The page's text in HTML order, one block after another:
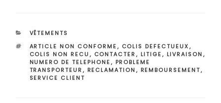
CATÉGORIES
VÊTEMENTS
ÉTIQUETTES
ARTICLE NON CONFORME, COLIS DEFECTUEUX,
COLIS NON RECU, CONTACTER, LITIGE, LIVRAISON,
NUMERO DE TELEPHONE, PROBLEME
TRANSPORTEUR, RECLAMATION, REMBOURSEMENT,
SERVICE CLIENT